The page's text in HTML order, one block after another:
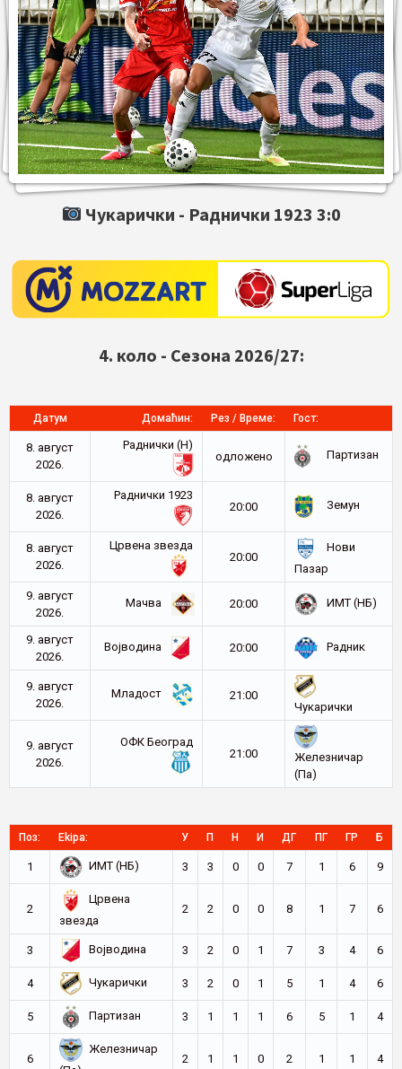
Чукарички - Раднички 1923 3:0
4. коло - Сезона 2026/27:
Датум Домаћин: Рез / Време: Гост:
8. август
2026.
Раднички (Н)
oдложено
Партизан
8. август
2026.
Раднички 1923
20:00
Земун
8. август
2026.
Црвена звезда
20:00
Нови
Пазар
9. август
2026.
Мачва 20:00 ИМТ (НБ)
9. август
2026.
Војводина 20:00 Радник
9. август
2026.
Младост
21:00
Чукарички
9. август
2026.
ОФК Београд
21:00
Железничар
(Па)
Поз: Ekipa: У П Н И ДГ ПГ ГР Б
1 ИМТ (НБ) 3 3 0 0 7 1 6 9
2
Црвена
звезда
2 2 0 0 8 1 7 6
3 Војводина 3 2 0 1 7 3 4 6
4 Чукарички 3 2 0 1 5 1 4 6
5 Партизан 3 1 1 1 6 5 1 4
6
Железничар
2 1 1 0 2 1 1 4